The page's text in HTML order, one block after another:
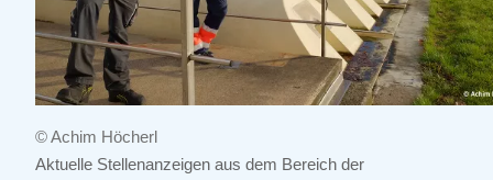
© Achim Höcherl
Aktuelle Stellenanzeigen aus dem Bereich der